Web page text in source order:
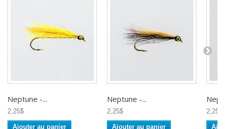
Neptune -...
2,25$
Ajouter au panier
Neptune -...
2,25$
Ajouter au panier
2,25$